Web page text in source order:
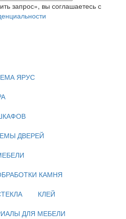
запрос», вы соглашаетесь с
ЯРУС
ДВЕРЕЙ
КАМНЯ
КЛЕЙ
ДЛЯ МЕБЕЛИ